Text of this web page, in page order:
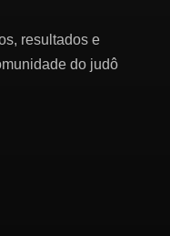
resultados e
do judô